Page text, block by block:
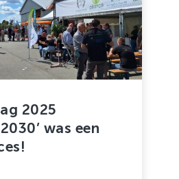
2025
was een